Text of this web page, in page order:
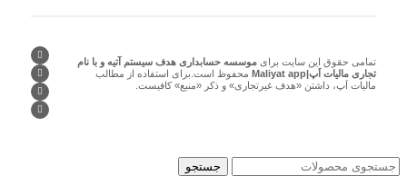
تمامی حقوق این سایت برای موسسه حسابداری هدف سیستم آتیه و با نام
تجاری مالیات اَپ|Maliyat app
محفوظ است.برای استفاده از مطالب
مالیات اَپ، داشتن «هدف غیرتجاری» و ذکر «منبع» کافیست.
جستجو